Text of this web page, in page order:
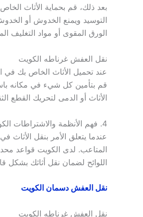
بعد ذلك، قم بحماية الأثاث
التوسيد ويمنع الخدوش أو
الورق المقوى أو مواد التغليف
نقل العفش غرناطه الكويت
عند تحميل الأثاث الخاص بك في
قم بتأمين كل شيء في مكانه
الأثاث أو الدمى لتحريك
4. فهم الأنظمة والاشتراطات الكويتية الخاصة بنقل الأثاث
عندما يتعلق الأمر بنقل الأثاث
المتاعب. لدى الكويت قواعد
اللوائح لضمان نقل أثاثك بشكل
نقل العفش دسمان الكويت
نقل العفش غرناطه الكويت